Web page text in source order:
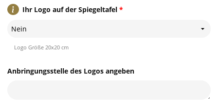
*
Ihr Logo auf der Spiegeltafel
Nein
Logo Größe 20x20 cm
Anbringungsstelle des Logos angeben